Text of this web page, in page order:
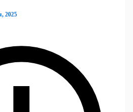
2025